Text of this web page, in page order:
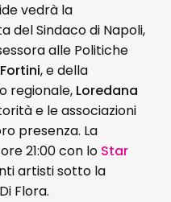
vedrà la
Sindaco di Napoli,
alle Politiche
, e della
regionale, Loredana
e le associazioni
presenza. La
21:00 con lo Star
artisti sotto la
Flora.